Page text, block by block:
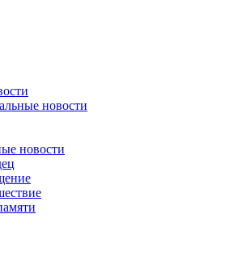
новости
новости